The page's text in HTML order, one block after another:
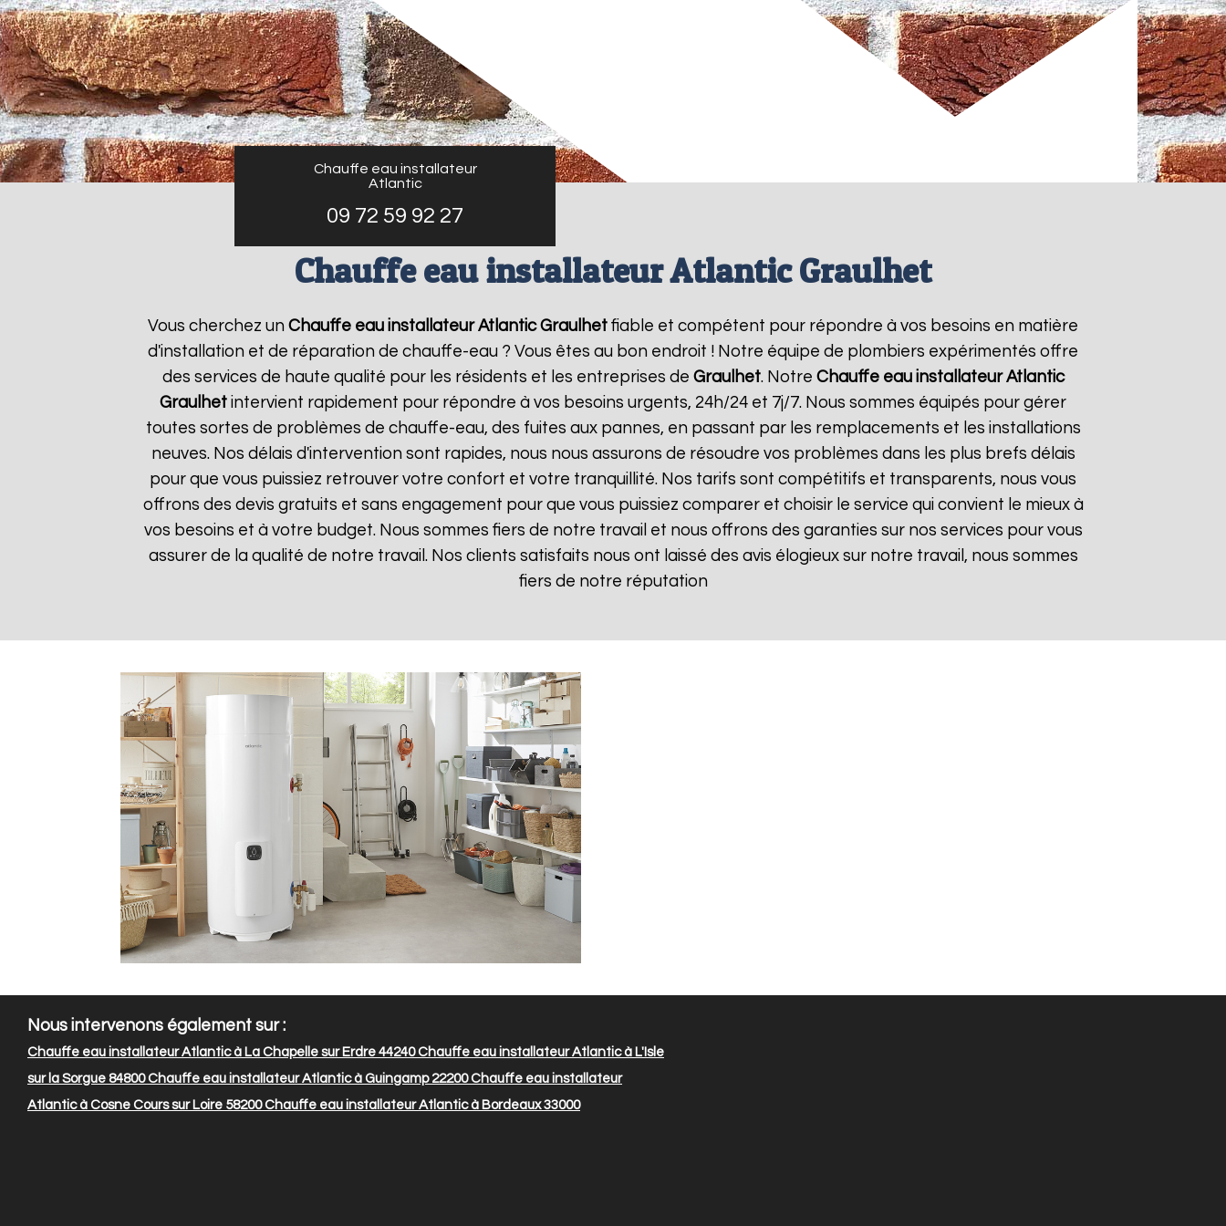
Chauffe eau installateur
Atlantic
09 72 59 92 27
Chauffe eau installateur Atlantic Graulhet
Vous cherchez un Chauffe eau installateur Atlantic Graulhet fiable et compétent pour répondre à vos besoins en matière
d'installation et de réparation de chauffe-eau ? Vous êtes au bon endroit ! Notre équipe de plombiers expérimentés offre
des services de haute qualité pour les résidents et les entreprises de Graulhet. Notre Chauffe eau installateur Atlantic
Graulhet intervient rapidement pour répondre à vos besoins urgents, 24h/24 et 7j/7. Nous sommes équipés pour gérer
toutes sortes de problèmes de chauffe-eau, des fuites aux pannes, en passant par les remplacements et les installations
neuves. Nos délais d'intervention sont rapides, nous nous assurons de résoudre vos problèmes dans les plus brefs délais
pour que vous puissiez retrouver votre confort et votre tranquillité. Nos tarifs sont compétitifs et transparents, nous vous
offrons des devis gratuits et sans engagement pour que vous puissiez comparer et choisir le service qui convient le mieux à
vos besoins et à votre budget. Nous sommes fiers de notre travail et nous offrons des garanties sur nos services pour vous
assurer de la qualité de notre travail. Nos clients satisfaits nous ont laissé des avis élogieux sur notre travail, nous sommes
fiers de notre réputation
Nous intervenons également sur :
Chauffe eau installateur Atlantic à La Chapelle sur Erdre 44240Chauffe eau installateur Atlantic à L'Isle
sur la Sorgue 84800Chauffe eau installateur Atlantic à Guingamp 22200Chauffe eau installateur
Atlantic à Cosne Cours sur Loire 58200Chauffe eau installateur Atlantic à Bordeaux 33000